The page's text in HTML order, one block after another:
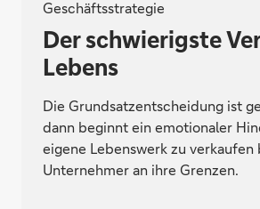
Geschäftsstrategie
Der schwierigste
Lebens
Die Grundsatzentscheidung ist
dann beginnt ein emotionaler
eigene Lebenswerk zu
Unternehmer an ihre Grenzen.